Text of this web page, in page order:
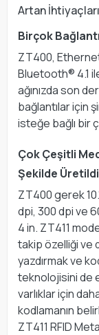
Artan
Birçok
ZT400,
Bluetooth® 4.1
ağınızda son
bağlantılar için
isteğe bağlı bir
Çok Çeşitli
Şekilde Üretildi
ZT400 gerek
dpi, 300 dpi ve
4 in. ZT411
takip özelliği ve
yazdırmak ve
teknolojisini de
varlıklar için
kodlamanın
ZT411 RFID